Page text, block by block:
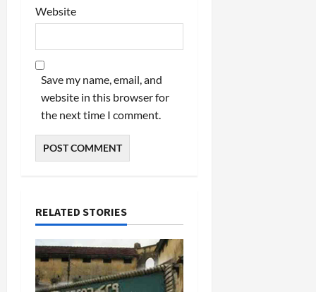
Website
Save my name, email, and
website in this browser for
the next time I comment.
RELATED STORIES